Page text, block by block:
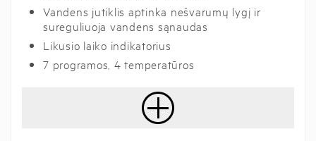
Vandens jutiklis aptinka nešvarumų lygį ir
sureguliuoja vandens sąnaudas
Likusio laiko indikatorius
7 programos, 4 temperatūros